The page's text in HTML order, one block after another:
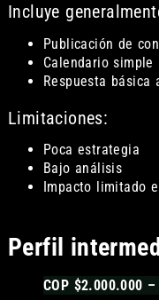
Incluye
Publicación de
Calendario simple
Respuesta básica
Limitaciones:
Poca estrategia
Bajo análisis
Impacto limitado
Perfil
COP $2.000.000